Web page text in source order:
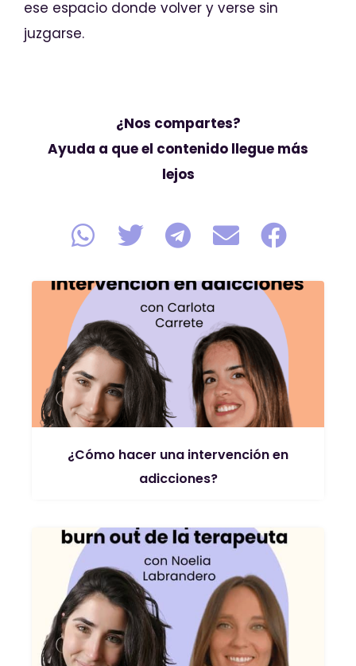
ese espacio donde volver y verse sin
juzgarse.
¿Nos compartes?
Ayuda a que el contenido llegue más
lejos
¿Cómo hacer una intervención en
adicciones?